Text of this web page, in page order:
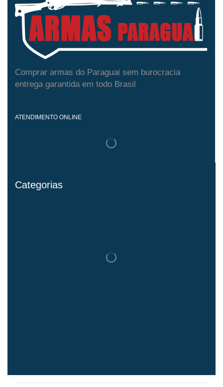
Comprar armas do Paraguai sem burocracia
entrega garantida em todo Brasil
ATENDIMENTO ONLINE
Categorias